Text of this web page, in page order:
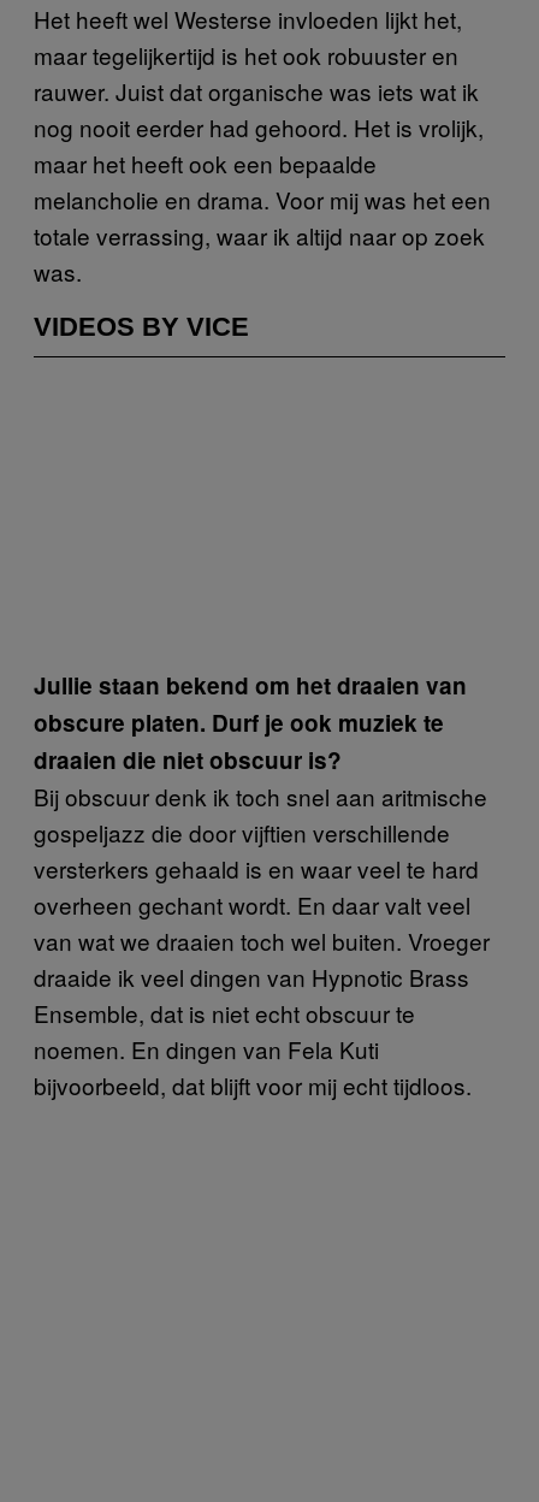
Het heeft wel Westerse invloeden lijkt het,
maar tegelijkertijd is het ook robuuster en
rauwer. Juist dat organische was iets wat ik
nog nooit eerder had gehoord. Het is vrolijk,
maar het heeft ook een bepaalde
melancholie en drama. Voor mij was het een
totale verrassing, waar ik altijd naar op zoek
was.
VIDEOS BY VICE
Jullie staan bekend om het draaien van
obscure platen. Durf je ook muziek te
draaien die niet obscuur is?
Bij obscuur denk ik toch snel aan aritmische
gospeljazz die door vijftien verschillende
versterkers gehaald is en waar veel te hard
overheen gechant wordt. En daar valt veel
van wat we draaien toch wel buiten. Vroeger
draaide ik veel dingen van Hypnotic Brass
Ensemble, dat is niet echt obscuur te
noemen. En dingen van Fela Kuti
bijvoorbeeld, dat blijft voor mij echt tijdloos.